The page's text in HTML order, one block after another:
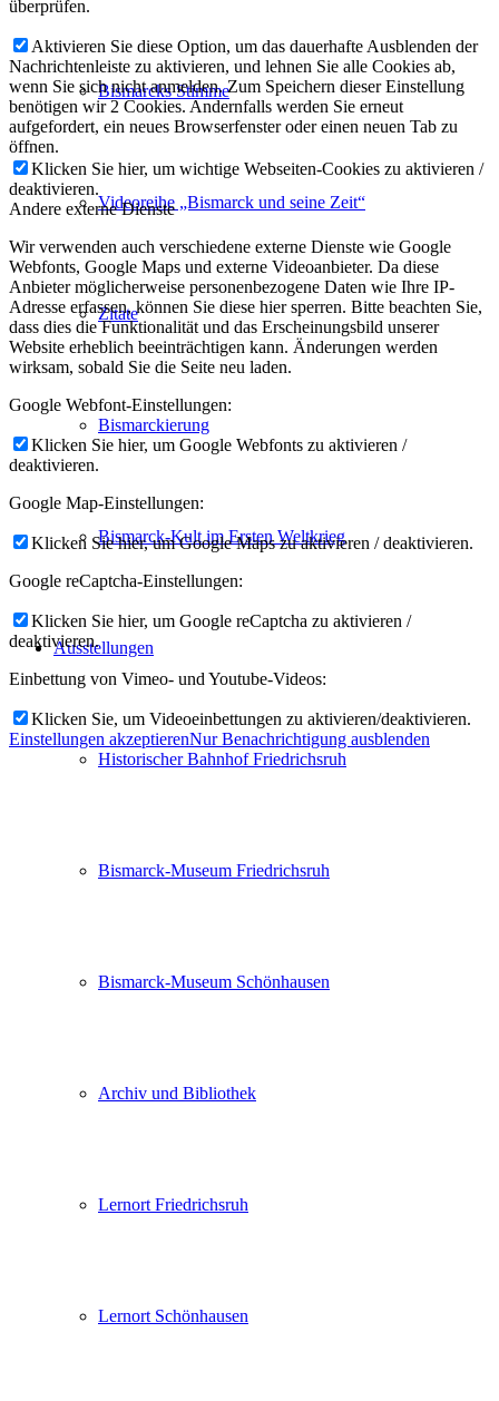
Bismarcks Stimme
Videoreihe „Bismarck und seine Zeit“
Zitate
Bismarckierung
Bismarck-Kult im Ersten Weltkrieg
Ausstellungen
Historischer Bahnhof Friedrichsruh
Bismarck-Museum Friedrichsruh
Bismarck-Museum Schönhausen
Archiv und Bibliothek
Lernort Friedrichsruh
Lernort Schönhausen
überprüfen.
Aktivieren Sie diese Option, um das dauerhafte Ausblenden der
Nachrichtenleiste zu aktivieren, und lehnen Sie alle Cookies ab,
wenn Sie sich nicht anmelden. Zum Speichern dieser Einstellung
benötigen wir 2 Cookies. Andernfalls werden Sie erneut
aufgefordert, ein neues Browserfenster oder einen neuen Tab zu
öffnen.
Klicken Sie hier, um wichtige Webseiten-Cookies zu aktivieren /
deaktivieren.
Andere externe Dienste
Wir verwenden auch verschiedene externe Dienste wie Google
Webfonts, Google Maps und externe Videoanbieter. Da diese
Anbieter möglicherweise personenbezogene Daten wie Ihre IP-
Adresse erfassen, können Sie diese hier sperren. Bitte beachten Sie,
dass dies die Funktionalität und das Erscheinungsbild unserer
Website erheblich beeinträchtigen kann. Änderungen werden
wirksam, sobald Sie die Seite neu laden.
Google Webfont-Einstellungen:
Klicken Sie hier, um Google Webfonts zu aktivieren /
deaktivieren.
Google Map-Einstellungen:
Klicken Sie hier, um Google Maps zu aktivieren / deaktivieren.
Google reCaptcha-Einstellungen:
Klicken Sie hier, um Google reCaptcha zu aktivieren /
deaktivieren.
Einbettung von Vimeo- und Youtube-Videos:
Klicken Sie, um Videoeinbettungen zu aktivieren/deaktivieren.
Einstellungen akzeptierenNur Benachrichtigung ausblenden